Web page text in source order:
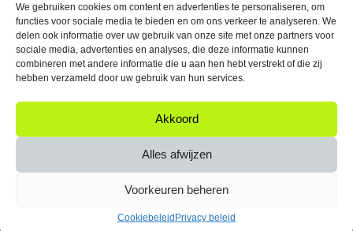
We gebruiken cookies om content en advertenties te personaliseren, om
functies voor sociale media te bieden en om ons verkeer te analyseren. We
delen ook informatie over uw gebruik van onze site met onze partners voor
sociale media, advertenties en analyses, die deze informatie kunnen
combineren met andere informatie die u aan hen hebt verstrekt of die zij
hebben verzameld door uw gebruik van hun services.
Akkoord
Alles afwijzen
Voorkeuren beheren
CookiebeleidPrivacy beleid
Belangrijke specificaties
Vermogen: 6W (vervangt 50W)
Lichtopbrengst: 480 lumen
Kleurtemperatuur: 4500K Neutraal Wit
Dimbaar: Ja
De Optonica LED Lamp E14 biedt een efficiënte en veelzijdige